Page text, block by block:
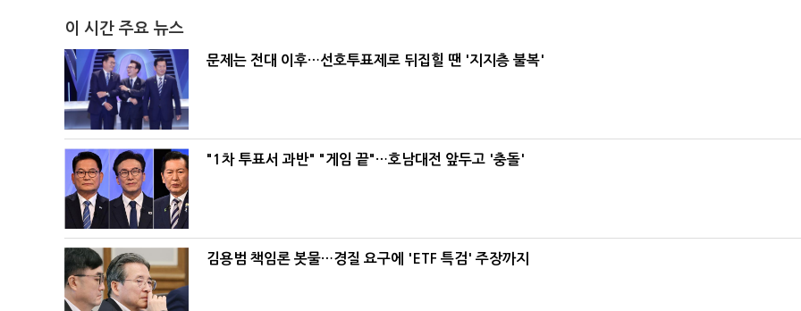
이 시간 주요 뉴스
문제는 전대 이후…선호투표제로 뒤집힐 땐 '지지층 불복'
"1차 투표서 과반" "게임 끝"…호남대전 앞두고 '충돌'
김용범 책임론 봇물…경질 요구에 'ETF 특검' 주장까지